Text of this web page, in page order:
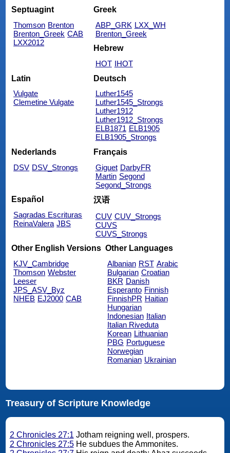
Septuagint
Thomson Brenton
Brenton_Greek CAB
LXX2012
Greek
ABP_GRK LXX_WH
Brenton_Greek
Hebrew
HOT IHOT
Latin
Vulgate
Clemetine Vulgate
Deutsch
Luther1545
Luther1545_Strongs
Luther1912
Luther1912_Strongs
ELB1871 ELB1905
ELB1905_Strongs
Nederlands
DSV DSV_Strongs
Français
Giguet DarbyFR
Martin Segond
Segond_Strongs
Español
Sagradas Escrituras
ReinaValera JBS
汉语
CUV CUV_Strongs
CUVS
CUVS_Strongs
Other English Versions
KJV_Cambridge
Thomson Webster
Leeser
JPS_ASV_Byz
NHEB EJ2000 CAB
Other Languages
Albanian RST Arabic
Bulgarian Croatian
BKR Danish
Esperanto Finnish
FinnishPR Haitian
Hungarian
Indonesian Italian
Italian Riveduta
Korean Lithuanian
PBG Portuguese
Norwegian
Romanian Ukrainian
Treasury of Scripture Knowledge
2 Chronicles 27:1 Jotham reigning well, prospers.
2 Chronicles 27:5He subdues the Ammonites.